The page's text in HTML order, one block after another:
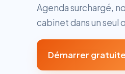
Agenda surchargé,
cabinet dans un seul
Démarrer